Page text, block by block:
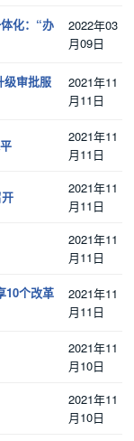
化：“办
2022年03
月09日
级审批服
2021年11
月11日
2021年11
月11日
2021年11
月11日
2021年11
月11日
10个改革
2021年11
月11日
2021年11
月10日
2021年11
月10日